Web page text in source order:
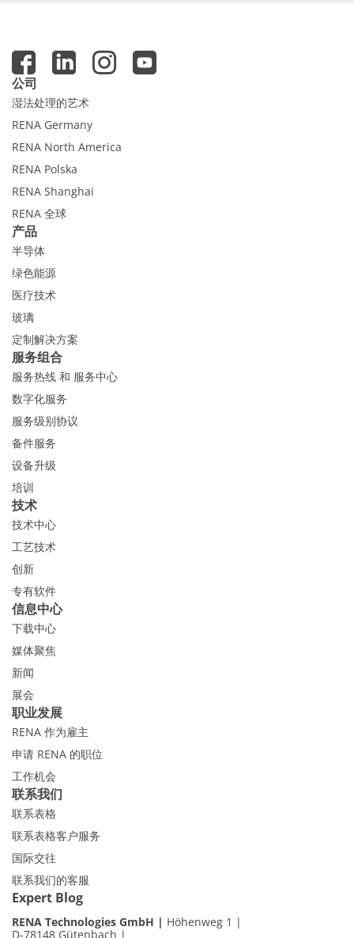
公司
湿法处理的艺术
RENA Germany
RENA North America
RENA Polska
RENA Shanghai
RENA 全球
产品
半导体
绿色能源
医疗技术
玻璃
定制解决方案
服务组合
服务热线 和 服务中心
数字化服务
服务级别协议
备件服务
设备升级
培训
技术
技术中心
工艺技术
创新
专有软件
信息中心
下载中心
媒体聚焦
新闻
展会
职业发展
RENA 作为雇主
申请 RENA 的职位
工作机会
联系我们
联系表格
联系表格客户服务
国际交往
联系我们的客服
Expert Blog
RENA Technologies GmbH
Höhenweg 1
D-78148 Gütenbach